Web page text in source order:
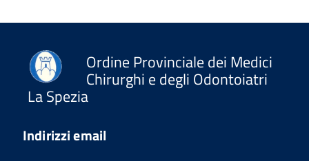
Ordine Provinciale dei Medici
Chirurghi e degli Odontoiatri
La Spezia
Indirizzi email